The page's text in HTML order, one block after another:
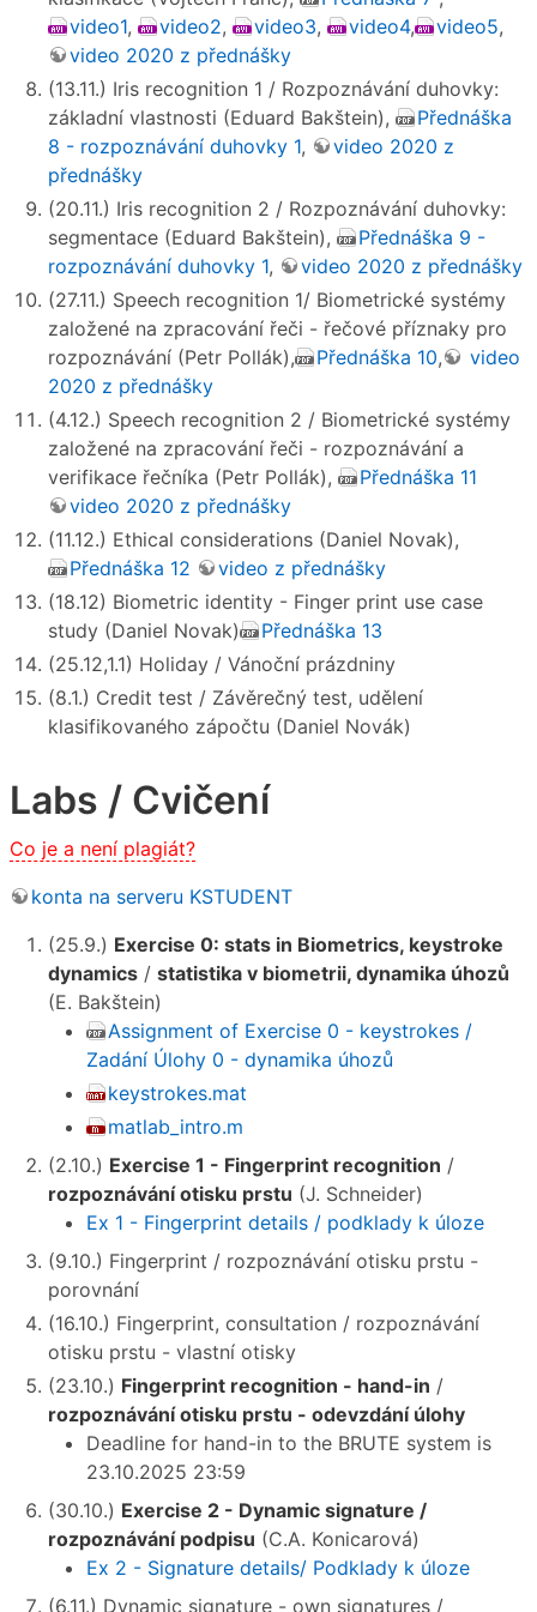
video1, video2, video3, video4, video5,
video 2020 z přednášky
(13.11.) Iris recognition 1 / Rozpoznávání duhovky:
základní vlastnosti (Eduard Bakštein),
Přednáška
8 - rozpoznávání duhovky 1,
video 2020 z
přednášky
(20.11.) Iris recognition 2 / Rozpoznávání duhovky:
segmentace (Eduard Bakštein),
Přednáška 9 -
rozpoznávání duhovky 1,
video 2020 z přednášky
(27.11.) Speech recognition 1/ Biometrické systémy
založené na zpracování řeči - řečové příznaky pro
rozpoznávání (Petr Pollák),
Přednáška 10,
video
2020 z přednášky
(4.12.) Speech recognition 2 / Biometrické systémy
založené na zpracování řeči - rozpoznávání a
verifikace řečníka (Petr Pollák),
Přednáška 11
video 2020 z přednášky
(11.12.) Ethical considerations (Daniel Novak),
Přednáška 12
video z přednášky
(18.12) Biometric identity - Finger print use case
study (Daniel Novak)
Přednáška 13
(25.12,1.1) Holiday / Vánoční prázdniny
(8.1.) Credit test / Závěrečný test, udělení
klasifikovaného zápočtu (Daniel Novák)
Labs / Cvičení
Co je a není plagiát?
konta na serveru KSTUDENT
(25.9.) Exercise 0: stats in Biometrics, keystroke
dynamics / statistika v biometrii, dynamika úhozů
(E. Bakštein)
Assignment of Exercise 0 - keystrokes /
Zadání Úlohy 0 - dynamika úhozů
keystrokes.mat
matlab_intro.m
(2.10.) Exercise 1 - Fingerprint recognition /
rozpoznávání otisku prstu (J. Schneider)
Ex 1 - Fingerprint details / podklady k úloze
(9.10.) Fingerprint / rozpoznávání otisku prstu -
porovnání
(16.10.) Fingerprint, consultation / rozpoznávání
otisku prstu - vlastní otisky
(23.10.) Fingerprint recognition - hand-in /
rozpoznávání otisku prstu - odevzdání úlohy
Deadline for hand-in to the BRUTE system is
23.10.2025 23:59
(30.10.) Exercise 2 - Dynamic signature /
rozpoznávání podpisu (C.A. Konicarová)
Ex 2 - Signature details/ Podklady k úloze
(6.11.) Dynamic signature - own signatures /